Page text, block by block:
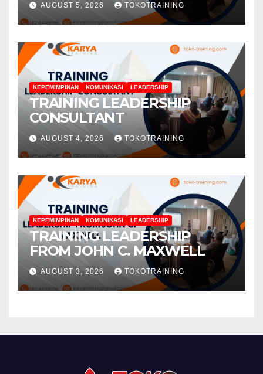
AUGUST 5, 2026 TOKOTRAINING
KEPEMIMPINAN KOMUNIKASI LEADERSHIP
TRAINING LEADERSHIP
CONSULTANT
AUGUST 4, 2026 TOKOTRAINING
KEPEMIMPINAN KOMUNIKASI LEADERSHIP
TRAINING LEADERSHIP
FROM JOHN C. MAXWELL
AUGUST 3, 2026 TOKOTRAINING